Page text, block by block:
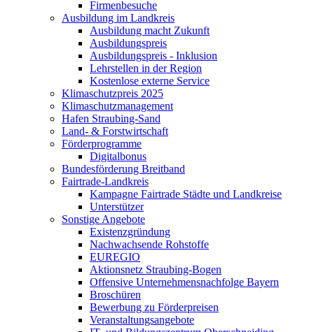
Firmenbesuche
Ausbildung im Landkreis
Ausbildung macht Zukunft
Ausbildungspreis
Ausbildungspreis - Inklusion
Lehrstellen in der Region
Kostenlose externe Service
Klimaschutzpreis 2025
Klimaschutzmanagement
Hafen Straubing-Sand
Land- & Forstwirtschaft
Förderprogramme
Digitalbonus
Bundesförderung Breitband
Fairtrade-Landkreis
Kampagne Fairtrade Städte und Landkreise
Unterstützer
Sonstige Angebote
Existenzgründung
Nachwachsende Rohstoffe
EUREGIO
Aktionsnetz Straubing-Bogen
Offensive Unternehmensnachfolge Bayern
Broschüren
Bewerbung zu Förderpreisen
Veranstaltungsangebote